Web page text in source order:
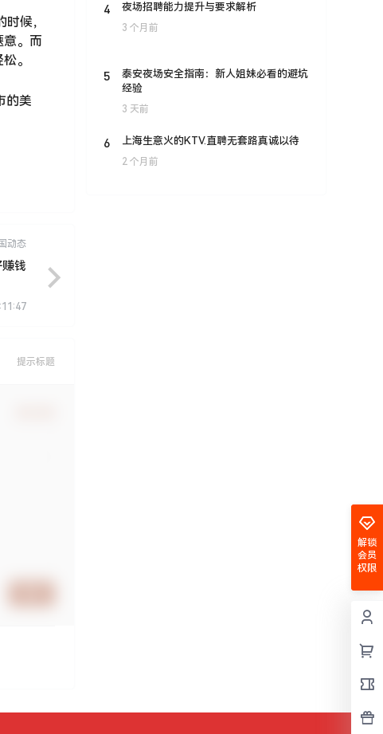
候，
意。而
。
的美
动态
钱
提示标题
4 夜场招聘能力提升与要求解析
3 个月前
5
泰安夜场安全指南：新人姐妹必看的避坑
经验
3 天前
6 上海生意火的KTV.直聘无套路真诚以待
2 个月前
解锁
会员
权限